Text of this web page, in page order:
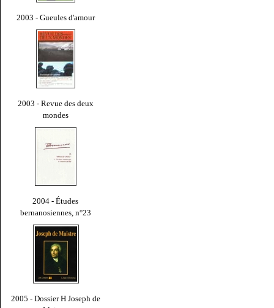
2003 - Gueules d'amour
2003 - Revue des deux
mondes
2004 - Études
bernanosiennes, n°23
2005 - Dossier H Joseph de